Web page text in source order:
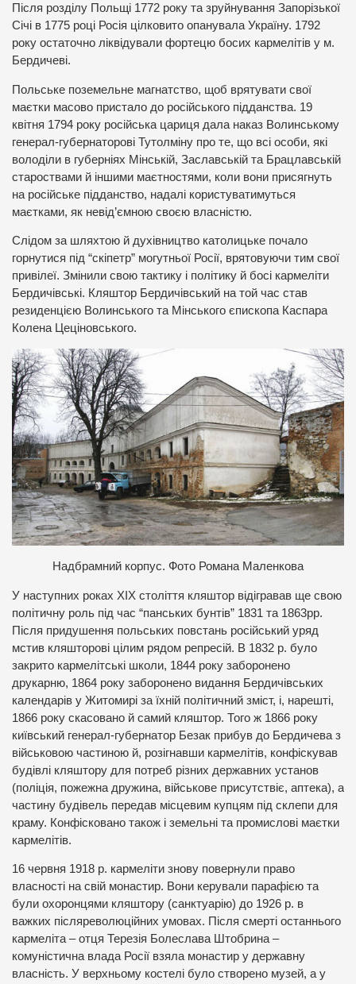
Після розділу Польщі 1772 року та зруйнування Запорізької
Січі в 1775 році Росія цілковито опанувала Україну. 1792
року остаточно ліквідували фортецю босих кармелітів у м.
Бердичеві.
Польське поземельне магнатство, щоб врятувати свої
маєтки масово пристало до російського підданства. 19
квітня 1794 року російська цариця дала наказ Волинському
генерал-губернаторові Тутолміну про те, що всі особи, які
володіли в губерніях Мінській, Заславській та Брацлавській
староствами й іншими маєтностями, коли вони присягнуть
на російське підданство, надалі користуватимуться
маєтками, як невід’ємною своєю власністю.
Слідом за шляхтою й духівництво католицьке почало
горнутися під “скіпетр” могутньої Росії, врятовуючи тим свої
привілеї. Змінили свою тактику і політику й босі кармеліти
Бердичівські. Кляштор Бердичівський на той час став
резиденцією Волинського та Мінського єпископа Каспара
Колена Цеціновського.
Надбрамний корпус. Фото Романа Маленкова
У наступних роках ХІХ століття кляштор відігравав ще свою
політичну роль під час “панських бунтів” 1831 та 1863рр.
Після придушення польських повстань російський уряд
мстив кляшторові цілим рядом репресій. В 1832 р. було
закрито кармелітські школи, 1844 року заборонено
друкарню, 1864 року заборонено видання Бердичівських
календарів у Житомирі за їхній політичний зміст, і, нарешті,
1866 року скасовано й самий кляштор. Того ж 1866 року
київський генерал-губернатор Безак прибув до Бердичева з
військовою частиною й, розігнавши кармелітів, конфіскував
будівлі кляштору для потреб різних державних установ
(поліція, пожежна дружина, військове присутствіє, аптека), а
частину будівель передав місцевим купцям під склепи для
краму. Конфісковано також і земельні та промислові маєтки
кармелітів.
16 червня 1918 р. кармеліти знову повернули право
власності на свій монастир. Вони керували парафією та
були охоронцями кляштору (санктуарію) до 1926 р. в
важких післяреволюційних умовах. Після смерті останнього
кармеліта – отця Терезія Болеслава Штобрина –
комуністична влада Росії взяла монастир у державну
власність. У верхньому костелі було створено музей, а у